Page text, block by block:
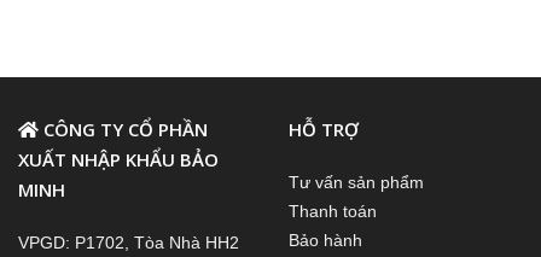
CÔNG TY CỔ PHẦN
XUẤT NHẬP KHẨU BẢO
MINH
VPGD: P1702, Tòa Nhà HH2
HỖ TRỢ
Tư vấn sản phẩm
Thanh toán
Bảo hành